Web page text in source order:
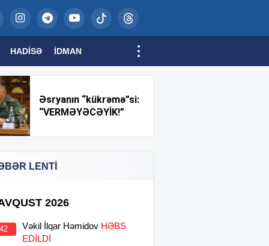
HADISƏ İDMAN
Əsryanın “kükrəmə”si:
“VERMƏYƏCƏYİK!”
LENTİ
2026
Vəkil İlqar Həmidov HƏBS
EDİLDİ